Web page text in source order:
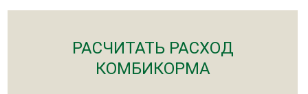
РАСЧИТАТЬ РАСХОД
КОМБИКОРМА